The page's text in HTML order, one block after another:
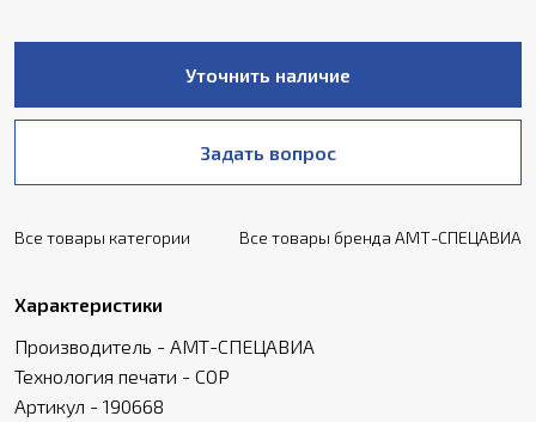
Уточнить наличие
Задать вопрос
Все товары категории Все товары бренда АМТ-СПЕЦАВИА
Характеристики
Производитель - АМТ-СПЕЦАВИА
Технология печати - COP
Артикул - 190668